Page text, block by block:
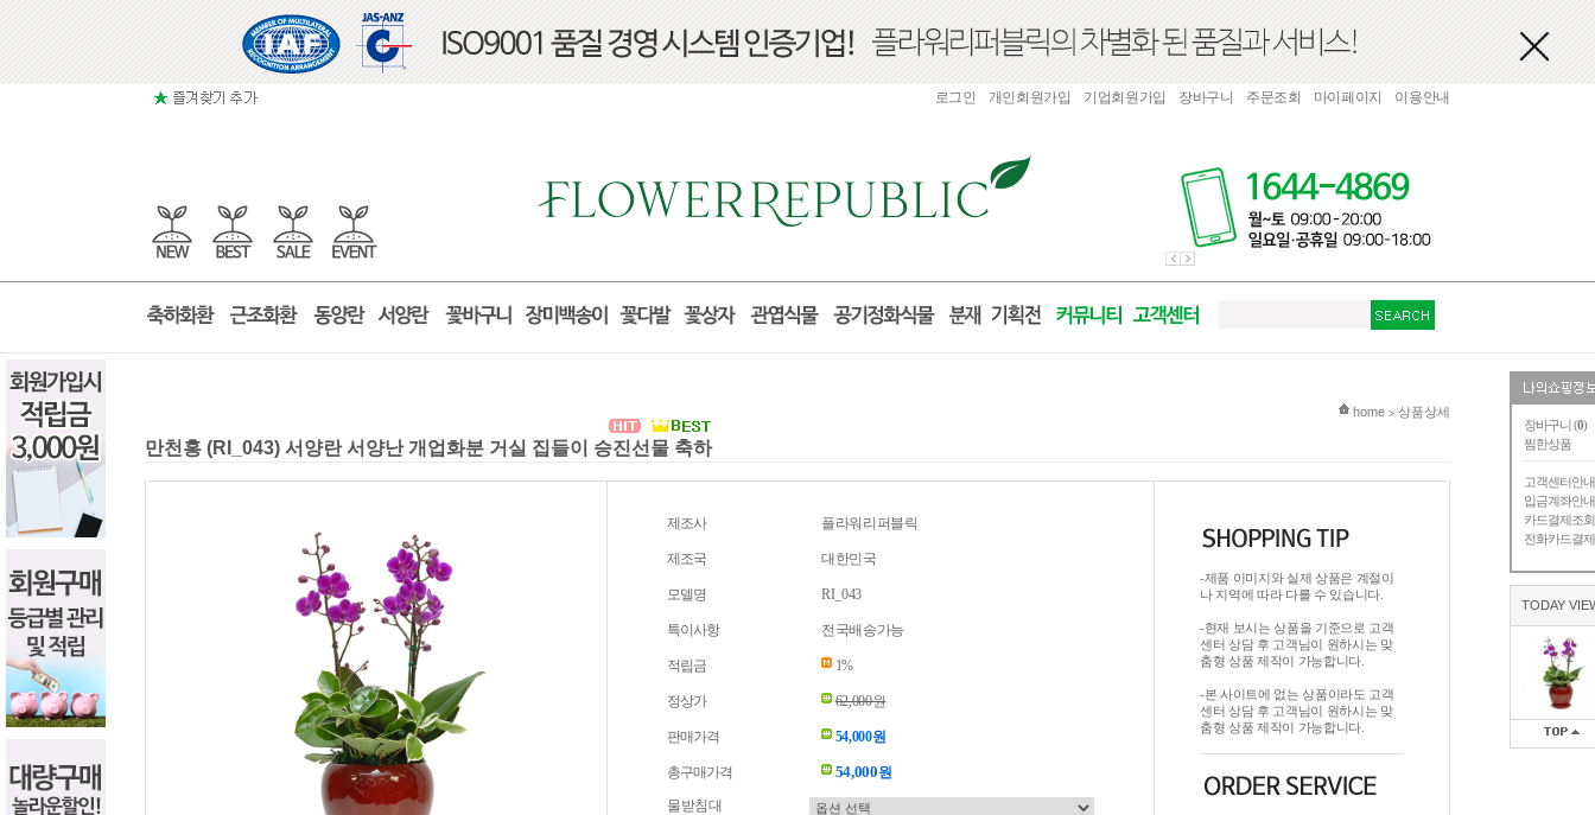
장바구니 (0)
찜한상품
고객센터안내
입금계좌안내
카드결제조회
전화카드결제
TODAY
로그인 개인회원가입 기업회원가입 장바구니 주문조회 마이페이지 이용안내
현재 위치
home > 상품상세
만천홍 (RI_043) 서양란 서양난 개업화분 거실 집들이 승진선물 축하
제조사 플라워리퍼블릭
제조국 대한민국
모델명 RI_043
특이사항 전국배송가능
적립금 1%
정상가 62,000원
판매가격 54,000원
총구매가격 54,000원
물받침대
-제품 이미지와 실제 상품은 계절이
나 지역에 따라 다를 수 있습니다.
-현재 보시는 상품을 기준으로 고객
센터 상담 후 고객님이 원하시는 맞
춤형 상품 제작이 가능합니다.
-본 사이트에 없는 상품이라도 고객
센터 상담 후 고객님이 원하시는 맞
춤형 상품 제작이 가능합니다.